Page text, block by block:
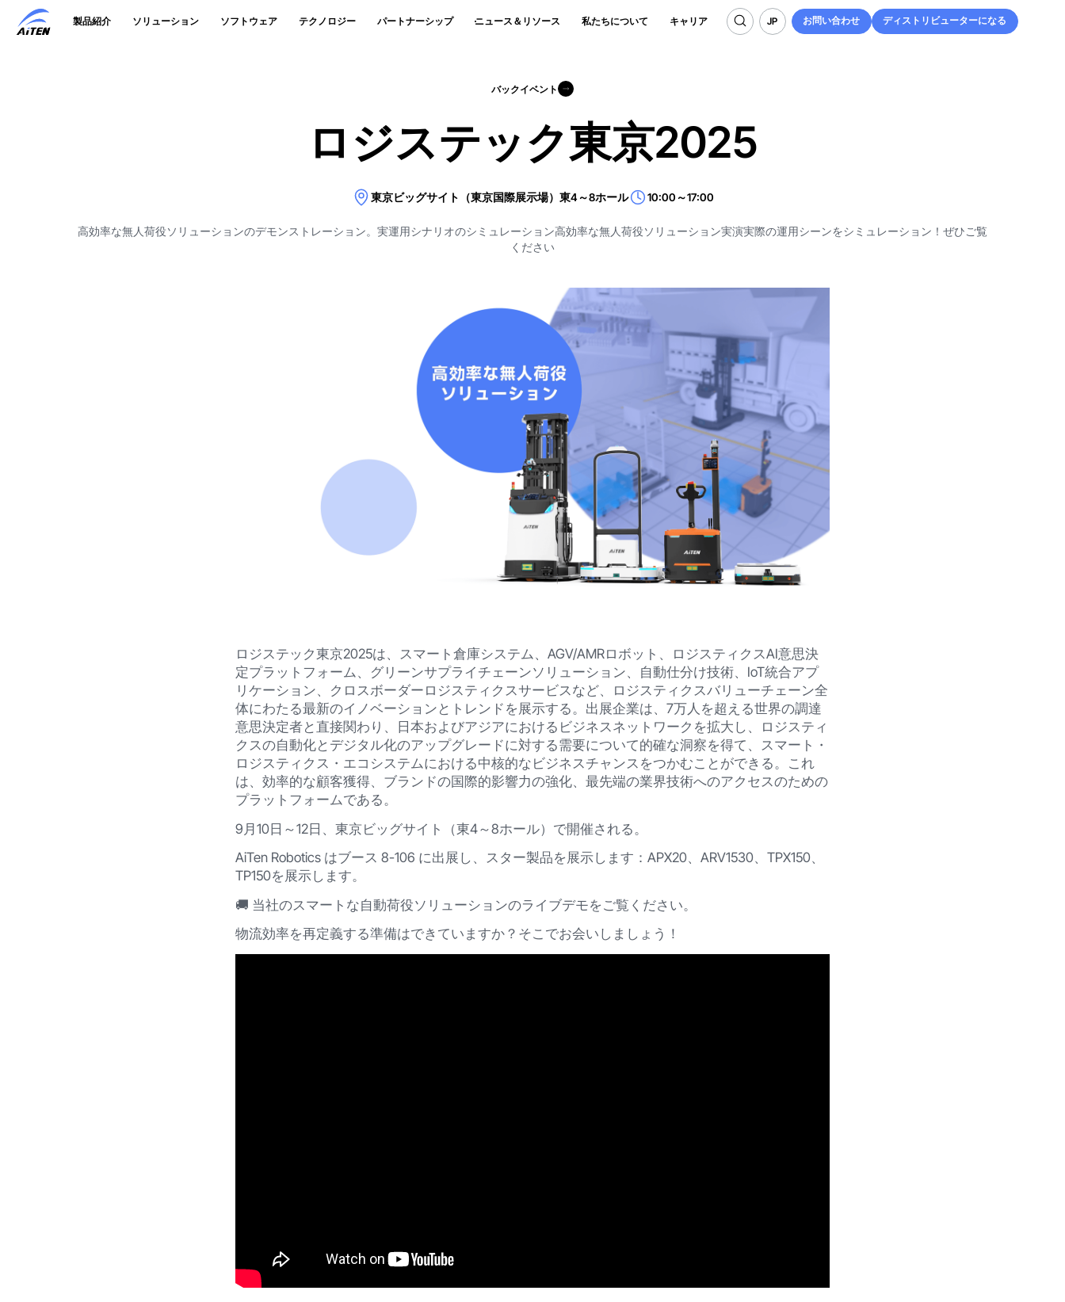
製品紹介 ソリューション ソフトウェア テクノロジー パートナーシップ ニュース＆リソース 私たちについて キャリア
JP
JP
お問い合わせ
お問い合わせ
ディストリビューターになる
ディストリビューターになる
バックイベント
ロジステック東京2025
東京ビッグサイト（東京国際展示場）東4～8ホール 10:00～17:00
高効率な無人荷役ソリューションのデモンストレーション。実運用シナリオのシミュレーション高効率な無人荷役ソリューション実演実際の運用シーンをシミュレーション！ぜひご覧
ください
ロジステック東京2025は、スマート倉庫システム、AGV/AMRロボット、ロジスティクスAI意思決
定プラットフォーム、グリーンサプライチェーンソリューション、自動仕分け技術、IoT統合アプ
リケーション、クロスボーダーロジスティクスサービスなど、ロジスティクスバリューチェーン全
体にわたる最新のイノベーションとトレンドを展示する。出展企業は、7万人を超える世界の調達
意思決定者と直接関わり、日本およびアジアにおけるビジネスネットワークを拡大し、ロジスティ
クスの自動化とデジタル化のアップグレードに対する需要について的確な洞察を得て、スマート・
ロジスティクス・エコシステムにおける中核的なビジネスチャンスをつかむことができる。これ
は、効率的な顧客獲得、ブランドの国際的影響力の強化、最先端の業界技術へのアクセスのための
プラットフォームである。
9月10日～12日、東京ビッグサイト（東4～8ホール）で開催される。
AiTen Robotics はブース 8-106 に出展し、スター製品を展示します：APX20、ARV1530、TPX150、
TP150を展示します。
🚚 当社のスマートな自動荷役ソリューションのライブデモをご覧ください。
物流効率を再定義する準備はできていますか？そこでお会いしましょう！